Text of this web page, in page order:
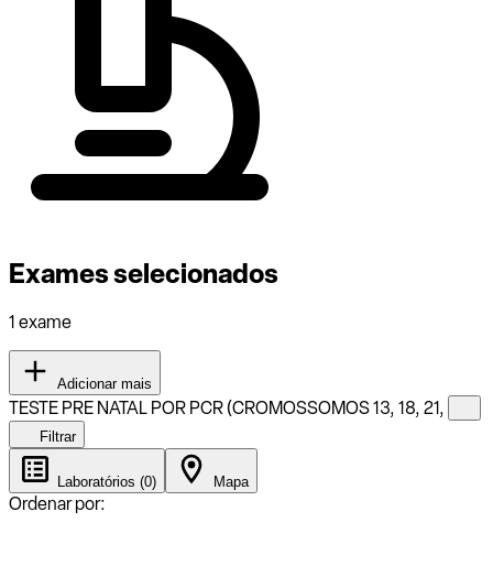
Exames selecionados
1 exame
Adicionar mais
TESTE PRE NATAL POR PCR (CROMOSSOMOS 13, 18, 21,
Filtrar
Laboratórios (0) Mapa
Ordenar por: